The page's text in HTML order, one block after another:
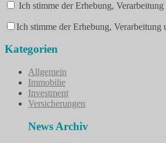
Ich stimme der Erhebung,
Ich stimme der Erhebung,
Kategorien
Allgemein
Immobilie
Investment
Versicherungen
News Archiv